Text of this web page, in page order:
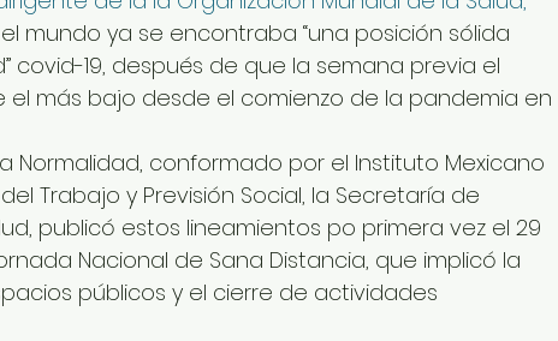
mundo ya se encontraba “una posición sólida
covid-19, después de que la semana previa el
más bajo desde el comienzo de la pandemia en
Normalidad, conformado por el Instituto Mexicano
Trabajo y Previsión Social, la Secretaría de
publicó estos lineamientos po primera vez el 29
Nacional de Sana Distancia, que implicó la
públicos y el cierre de actividades